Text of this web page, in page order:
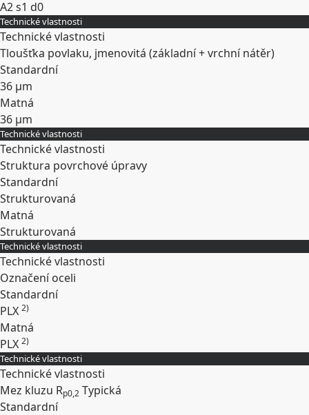
A2 s1 d0
Rozbalit
Technické vlastnosti
Technické vlastnosti
Tloušťka povlaku, jmenovitá (základní + vrchní nátěr)
Standardní
36 µm
Matná
36 µm
Rozbalit
Technické vlastnosti
Technické vlastnosti
Struktura povrchové úpravy
Standardní
Strukturovaná
Matná
Strukturovaná
Rozbalit
Technické vlastnosti
Technické vlastnosti
Označení oceli
Standardní
PLX 2)
Matná
PLX 2)
Rozbalit
Technické vlastnosti
Technické vlastnosti
Mez kluzu Rp0,2 Typická
Standardní